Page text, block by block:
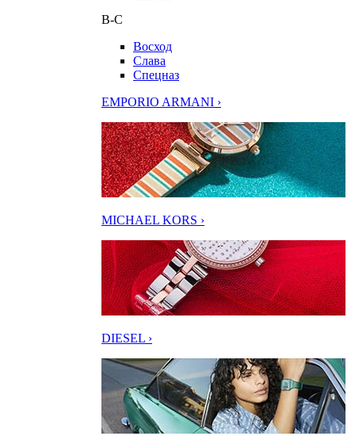
В-С
Восход
Слава
Спецназ
EMPORIO ARMANI ›
MICHAEL KORS ›
DIESEL ›